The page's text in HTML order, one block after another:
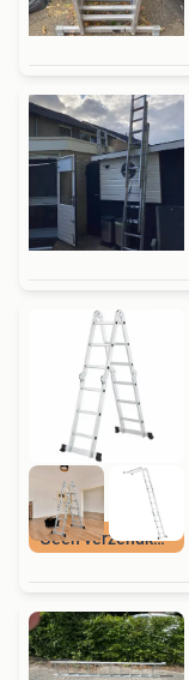
Geen verzendkosten